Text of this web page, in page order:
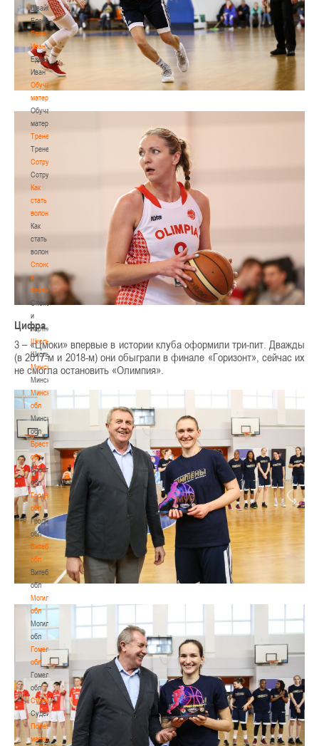
Швайбович
Елена
Едешко
Иван
Едешко
Иван
Обучающие
материалы
Обучающие
материалы
Тренерам
Тренерам
Сотрудничество
Сотрудничество
Как
стать
волонтером
Как
стать
волонтером
Спонсоры
и
партнеры
Спонсоры
и
партнеры
Школы
Школы
Минск
Минск
Минская
обл
Минская
обл
Брестская
обл
Брестская
обл
Гродненская
обл
Гродненская
обл
Витебская
обл
Витебская
обл
Могилевская
обл
Могилевская
обл
Гомельская
обл
Гомельская
обл
Судейство
Судейство
Полезные
материалы
Цифра
3 – «Цмоки» впервые в истории клуба оформили три-пит. Дважды
(в 2017-м и 2018-м) они обыграли в финале «Горизонт», сейчас их
не смогла остановить «Олимпия».